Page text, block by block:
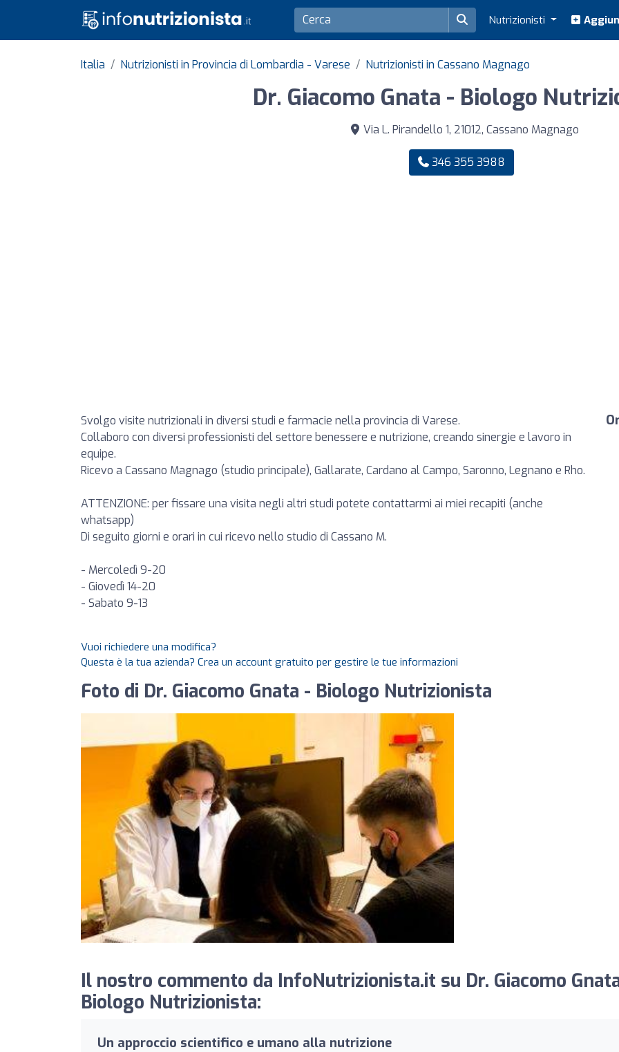
Nutrizionisti
Italia Nutrizionisti in Provincia di Lombardia - Varese Nutrizionisti in Cassano Magnago
Dr. Giacomo Gnata - Biologo
Via L. Pirandello 1, 21012, Cassano Magnago
346 355 3988
Svolgo visite nutrizionali in diversi studi e farmacie nella provincia di Varese.
Collaboro con diversi professionisti del settore benessere e nutrizione, creando sinergie e lavoro in
equipe.
Ricevo a Cassano Magnago (studio principale), Gallarate, Cardano al Campo, Saronno, Legnano e Rho.
ATTENZIONE: per fissare una visita negli altri studi potete contattarmi ai miei recapiti (anche
whatsapp)
Di seguito giorni e orari in cui ricevo nello studio di Cassano M.
- Mercoledì 9-20
- Giovedì 14-20
- Sabato 9-13
Vuoi richiedere una modifica?
Questa è la tua azienda? Crea un account gratuito per gestire le tue informazioni
Foto di Dr. Giacomo Gnata - Biologo Nutrizionista
Il nostro commento da InfoNutrizionista.it su Dr. Giacomo
Biologo Nutrizionista:
Un approccio scientifico e umano alla nutrizione